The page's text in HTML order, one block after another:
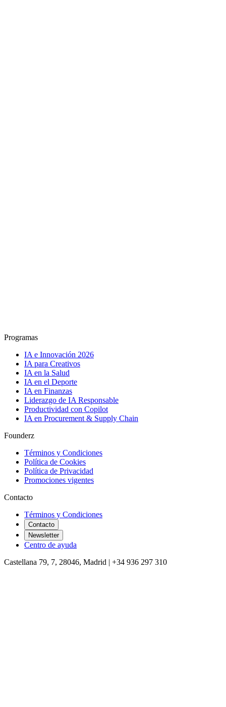
Programas
IA e Innovación 2026
IA para Creativos
IA en la Salud
IA en el Deporte
IA en Finanzas
Liderazgo de IA Responsable
Productividad con Copilot
IA en Procurement & Supply Chain
Founderz
Términos y Condiciones
Política de Cookies
Política de Privacidad
Promociones vigentes
Contacto
Términos y Condiciones
Contacto
Newsletter
Centro de ayuda
Castellana 79, 7, 28046, Madrid | +34 936 297 310